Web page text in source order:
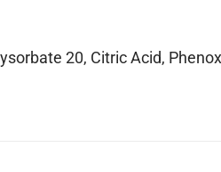
20, Citric Acid,